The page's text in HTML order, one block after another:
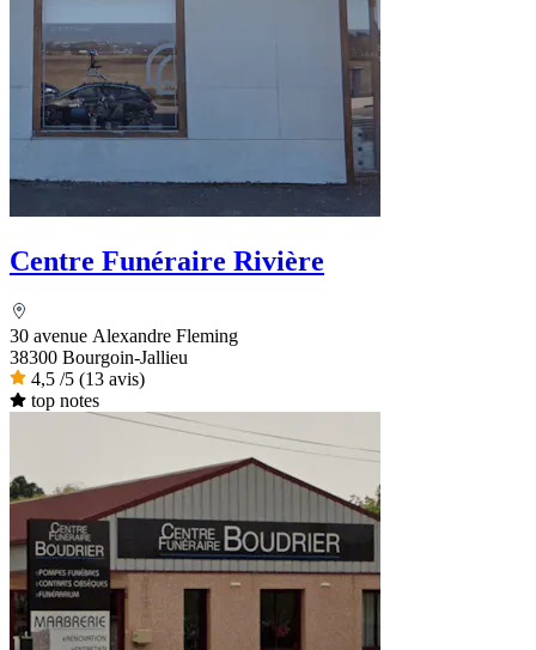
Centre Funéraire Rivière
30 avenue Alexandre Fleming
38300 Bourgoin-Jallieu
4,5 /5 (13 avis)
top notes